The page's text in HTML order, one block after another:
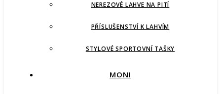
NEREZOVÉ LAHVE NA PITÍ
PŘÍSLUŠENSTVÍ K LAHVÍM
STYLOVÉ SPORTOVNÍ TAŠKY
MONI